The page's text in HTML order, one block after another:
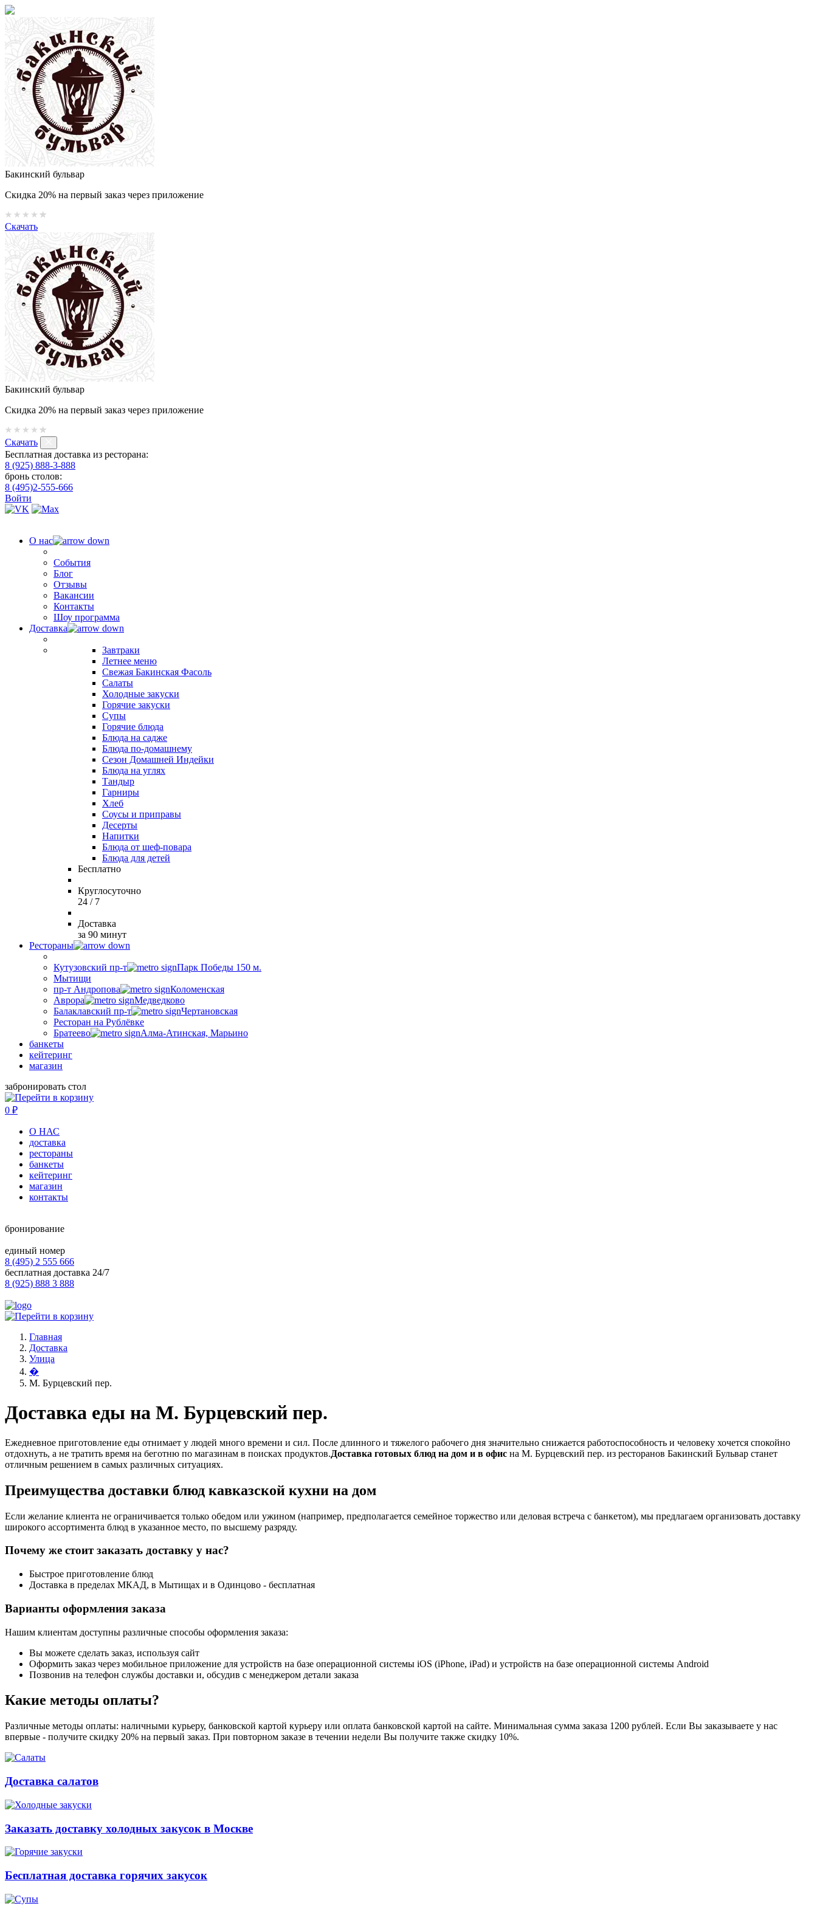
Бакинский бульвар
Скидка 20% на первый заказ через приложение
Скачать
Бакинский бульвар
Скидка 20% на первый заказ через приложение
Скачать
Бесплатная доставка из ресторана:
8 (925) 888-3-888
бронь столов:
8 (495)2-555-666
Войти
О нас
События
Блог
Отзывы
Вакансии
Контакты
Шоу программа
Доставка
Завтраки
Летнее меню
Свежая Бакинская Фасоль
Салаты
Холодные закуски
Горячие закуски
Супы
Горячие блюда
Блюда на садже
Блюда по-домашнему
Сезон Домашней Индейки
Блюда на углях
Тандыр
Гарниры
Хлеб
Соусы и приправы
Десерты
Напитки
Блюда от шеф-повара
Блюда для детей
Бесплатно
Круглосуточно
24 / 7
Доставка
за 90 минут
Рестораны
Кутузовский пр-т
Парк Победы 150 м.
Мытищи
пр-т Андропова
Коломенская
Аврора
Медведково
Балаклавский пр-т
Чертановская
Ресторан на Рублёвке
Братеево
Алма-Атинская, Марьино
банкеты
кейтеринг
магазин
забронировать стол
0 ₽
О НАС
доставка
рестораны
банкеты
кейтеринг
магазин
контакты
бронирование
единый номер
8 (495) 2 555 666
бесплатная доставка 24/7
8 (925) 888 3 888
Главная
Доставка
Улица
�
М. Бурцевский пер.
Доставка еды на М. Бурцевский пер.
Ежедневное приготовление еды отнимает у людей много времени и сил. После длинного и тяжелого рабочего дня значительно снижается работоспособность и человеку хочется спокойно
отдохнуть, а не тратить время на беготню по магазинам в поисках продуктов.Доставка готовых блюд на дом и в офис на М. Бурцевский пер. из ресторанов Бакинский Бульвар станет
отличным решением в самых различных ситуациях.
Преимущества доставки блюд кавказской кухни на дом
Если желание клиента не ограничивается только обедом или ужином (например, предполагается семейное торжество или деловая встреча с банкетом), мы предлагаем организовать доставку
широкого ассортимента блюд в указанное место, по высшему разряду.
Почему же стоит заказать доставку у нас?
Быстрое приготовление блюд
Доставка в пределах МКАД, в Мытищах и в Одинцово - бесплатная
Варианты оформления заказа
Нашим клиентам доступны различные способы оформления заказа:
Вы можете сделать заказ, используя сайт
Оформить заказ через мобильное приложение для устройств на базе операционной системы iOS (iPhone, iPad) и устройств на базе операционной системы Android
Позвонив на телефон службы доставки и, обсудив с менеджером детали заказа
Какие методы оплаты?
Различные методы оплаты: наличными курьеру, банковской картой курьеру или оплата банковской картой на сайте. Минимальная сумма заказа 1200 рублей. Если Вы заказываете у нас
впервые - получите скидку 20% на первый заказ. При повторном заказе в течении недели Вы получите также скидку 10%.
Доставка салатов
Заказать доставку холодных закусок в Москве
Бесплатная доставка горячих закусок